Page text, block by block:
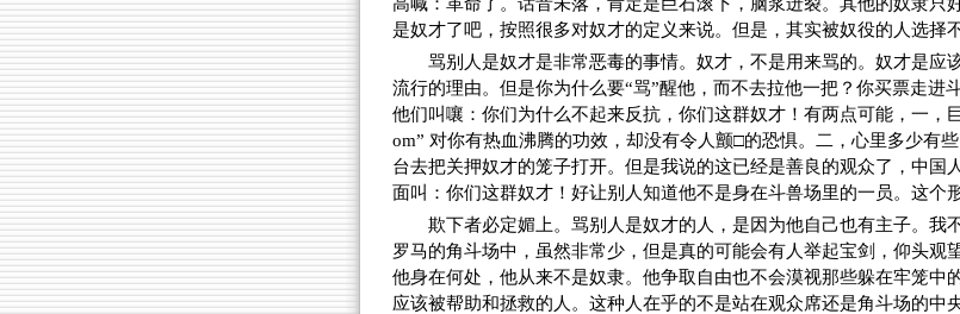
是奴才了吧，按照很多对奴才的定义来说。但是，其实被奴役的人选择
骂别人是奴才是非常恶毒的事情。奴才，不是用来骂的。奴才是应
流行的理由。但是你为什么要“骂”醒他，而不去拉他一把？你买票走进
他们叫嚷：你们为什么不起来反抗，你们这群奴才！有两点可能，一，
om” 对你有热血沸腾的功效，却没有令人颤□的恐惧。二，心里多少有
台去把关押奴才的笼子打开。但是我说的这已经是善良的观众了，中国
面叫：你们这群奴才！好让别人知道他不是身在斗兽场里的一员。这个
欺下者必定媚上。骂别人是奴才的人，是因为他自己也有主子。我
罗马的角斗场中，虽然非常少，但是真的可能会有人举起宝剑，仰头观
他身在何处，他从来不是奴隶。他争取自由也不会漠视那些躲在牢笼中
应该被帮助和拯救的人。这种人在乎的不是站在观众席还是角斗场的中